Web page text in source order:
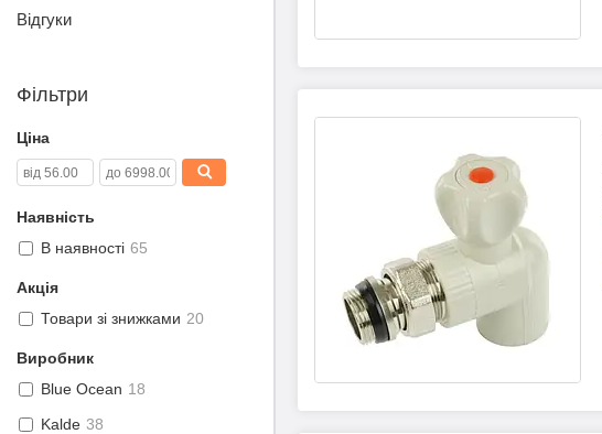
Відгуки
Фільтри
Ціна
Наявність
В наявності 65
Акція
Товари зі знижками 20
Виробник
Blue Ocean 18
Kalde 38